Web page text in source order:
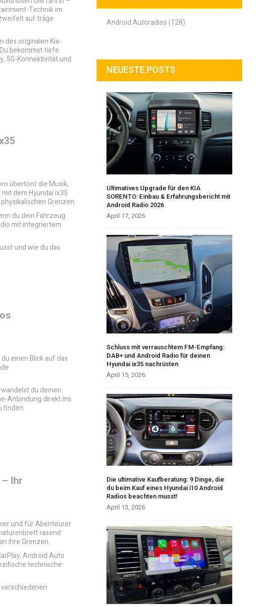
Technik im
auf träge
des originalen Kia-
bekommst tiefe
5G-Konnektivität und
übertönt die Musik,
dem Hyundai ix35
Grenzen.
du dein Fahrzeug
mit integriertem
und wie du das
einen Blick auf das
du deinen
Anbindung direkt ins
finden.
Ihr
und für Abenteurer
rasend
ihre Grenzen.
Android Auto
technische
Android Autoradios (128)
NEUESTE POSTS
Ultimatives Upgrade für den KIA
SORENTO: Einbau & Erfahrungsbericht mit
Android Radio 2026
April 17, 2026
Schluss mit verrauschtem FM-Empfang:
DAB+ und Android Radio für deinen
Hyundai ix35 nachrüsten
April 15, 2026
Die ultimative Kaufberatung: 9 Dinge, die
du beim Kauf eines Hyundai i10 Android
Radios beachten musst!
April 13, 2026